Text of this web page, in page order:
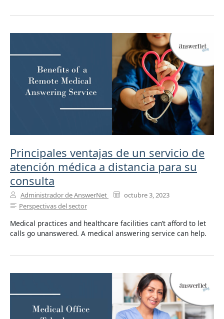
Principales ventajas de un servicio de
atención médica a distancia para su
consulta
Administrador de AnswerNet
octubre 3, 2023
Perspectivas del sector
Medical practices and healthcare facilities can’t afford to let
calls go unanswered. A medical answering service can help.